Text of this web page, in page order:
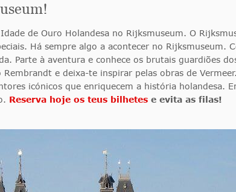
de Ouro Holandesa no Rijksmuseum. O
Há sempre algo a acontecer no Rijksmuseum.
Parte à aventura e conhece os brutais guardiões
e deixa-te inspirar pelas obras de
icónicos que enriquecem a história holandesa.
Reserva hoje os teus bilhetes e evita as filas!